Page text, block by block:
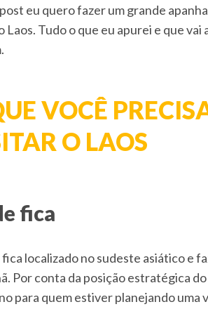
eu quero fazer um grande
Laos. Tudo o que eu apurei e que
VOCÊ
O LAOS
fica
fica localizado no sudeste asiático e
Por conta da posição estratégica
para quem estiver planejando uma